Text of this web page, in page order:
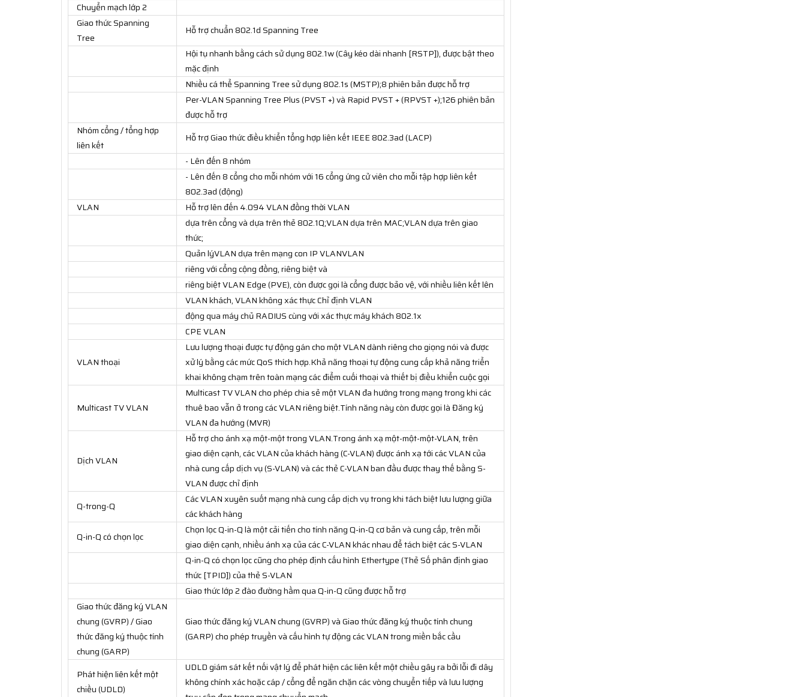
Chuyển mạch lớp 2
Giao thức Spanning
Tree
Hỗ trợ chuẩn 802.1d Spanning Tree
Hội tụ nhanh bằng cách sử dụng 802.1w (Cây kéo dài nhanh [RSTP]), được bật theo
mặc định
Nhiều cá thể Spanning Tree sử dụng 802.1s (MSTP);8 phiên bản được hỗ trợ
Per-VLAN Spanning Tree Plus (PVST +) và Rapid PVST + (RPVST +);126 phiên bản
được hỗ trợ
Nhóm cổng / tổng hợp
liên kết
Hỗ trợ Giao thức điều khiển tổng hợp liên kết IEEE 802.3ad (LACP)
- Lên đến 8 nhóm
- Lên đến 8 cổng cho mỗi nhóm với 16 cổng ứng cử viên cho mỗi tập hợp liên kết
802.3ad (động)
VLAN
Hỗ trợ lên đến 4.094 VLAN đồng thời VLAN
dựa trên cổng và dựa trên thẻ 802.1Q;VLAN dựa trên MAC;VLAN dựa trên giao
thức;
Quản lýVLAN dựa trên mạng con IP VLANVLAN
riêng với cổng cộng đồng, riêng biệt và
riêng biệt VLAN Edge (PVE), còn được gọi là cổng được bảo vệ, với nhiều liên kết lên
VLAN khách, VLAN không xác thực Chỉ định VLAN
động qua máy chủ RADIUS cùng với xác thực máy khách 802.1x
CPE VLAN
VLAN thoại
Lưu lượng thoại được tự động gán cho một VLAN dành riêng cho giọng nói và được
xử lý bằng các mức QoS thích hợp.Khả năng thoại tự động cung cấp khả năng triển
khai không chạm trên toàn mạng các điểm cuối thoại và thiết bị điều khiển cuộc gọi
Multicast TV VLAN
Multicast TV VLAN cho phép chia sẻ một VLAN đa hướng trong mạng trong khi các
thuê bao vẫn ở trong các VLAN riêng biệt.Tính năng này còn được gọi là Đăng ký
VLAN đa hướng (MVR)
Dịch VLAN
Hỗ trợ cho ánh xạ một-một trong VLAN.Trong ánh xạ một-một-một-VLAN, trên
giao diện cạnh, các VLAN của khách hàng (C-VLAN) được ánh xạ tới các VLAN của
nhà cung cấp dịch vụ (S-VLAN) và các thẻ C-VLAN ban đầu được thay thế bằng S-
VLAN được chỉ định
Q-trong-Q
Các VLAN xuyên suốt mạng nhà cung cấp dịch vụ trong khi tách biệt lưu lượng giữa
các khách hàng
Q-in-Q có chọn lọc
Chọn lọc Q-in-Q là một cải tiến cho tính năng Q-in-Q cơ bản và cung cấp, trên mỗi
giao diện cạnh, nhiều ánh xạ của các C-VLAN khác nhau để tách biệt các S-VLAN
Q-in-Q có chọn lọc cũng cho phép định cấu hình Ethertype (Thẻ Số phân định giao
thức [TPID]) của thẻ S-VLAN
Giao thức lớp 2 đào đường hầm qua Q-in-Q cũng được hỗ trợ
Giao thức đăng ký VLAN
chung (GVRP) / Giao
thức đăng ký thuộc tính
chung (GARP)
Giao thức đăng ký VLAN chung (GVRP) và Giao thức đăng ký thuộc tính chung
(GARP) cho phép truyền và cấu hình tự động các VLAN trong miền bắc cầu
Phát hiện liên kết một
chiều (UDLD)
UDLD giám sát kết nối vật lý để phát hiện các liên kết một chiều gây ra bởi lỗi đi dây
không chính xác hoặc cáp / cổng để ngăn chặn các vòng chuyển tiếp và lưu lượng